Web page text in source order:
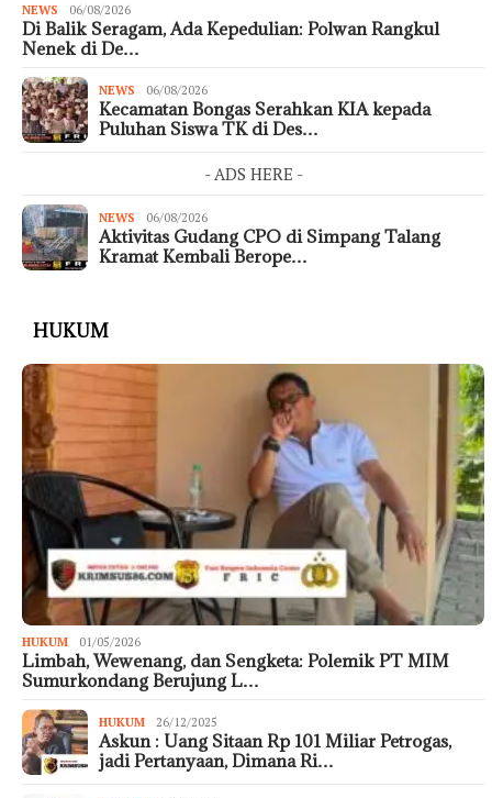
NEWS 06/08/2026
Di Balik Seragam, Ada Kepedulian: Polwan Rangkul
Nenek di De…
NEWS 06/08/2026
Kecamatan Bongas Serahkan KIA kepada
Puluhan Siswa TK di Des…
- ADS HERE -
NEWS 06/08/2026
Aktivitas Gudang CPO di Simpang Talang
Kramat Kembali Berope…
HUKUM
HUKUM 01/05/2026
Limbah, Wewenang, dan Sengketa: Polemik PT MIM
Sumurkondang Berujung L…
HUKUM 26/12/2025
Askun : Uang Sitaan Rp 101 Miliar Petrogas,
jadi Pertanyaan, Dimana Ri…